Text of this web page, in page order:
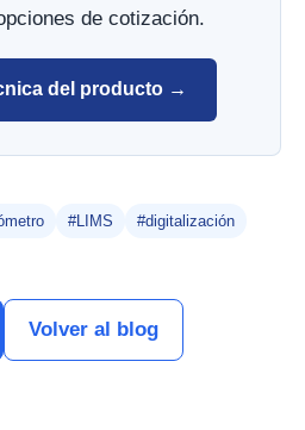
de cotización.
del producto →
#LIMS
#digitalización
Volver al blog